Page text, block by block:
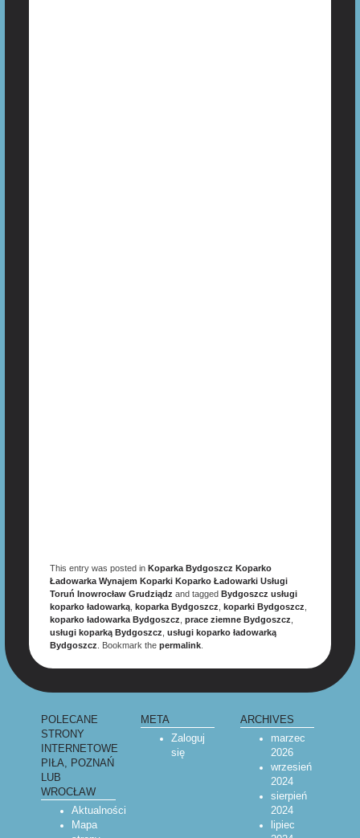
This entry was posted in Koparka Bydgoszcz Koparko
Ładowarka Wynajem Koparki Koparko Ładowarki Usługi
Toruń Inowrocław Grudziądz and tagged Bydgoszcz usługi
koparko ładowarką, koparka Bydgoszcz koparki Bydgoszcz
koparko ładowarka Bydgoszcz prace ziemne Bydgoszcz
usługi koparką Bydgoszcz usługi koparko ładowarką
Bydgoszcz . Bookmark the permalink.
POLECANE
STRONY
INTERNETOWE
PIŁA, POZNAŃ
LUB
WROCŁAW
Aktualności
Mapa
META
Zaloguj
się
ARCHIVES
marzec
2026
wrzesień
2024
sierpień
2024
lipiec